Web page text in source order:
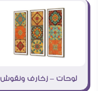
لوحات – زخارف ونقوش